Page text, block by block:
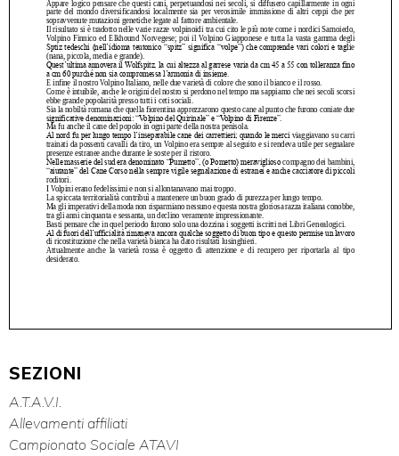
SEZIONI
A.T.A.V.I.
Allevamenti affiliati
Campionato Sociale ATAVI